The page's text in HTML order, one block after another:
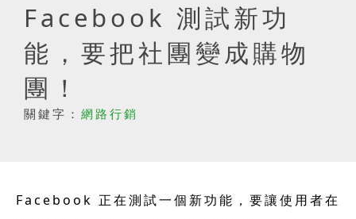
Facebook 測試新功
能，要把社團變成購物
團！
關鍵字： 網路行銷
Facebook 正在測試一個新功能，要讓使用者在